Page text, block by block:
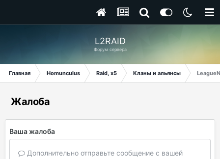
L2RAID
Форум сервера
Главная Homunculus Raid, x5 Кланы и альянсы
Жалоба
Ваша жалоба
Дополнительно отправьте сообщение с вашей